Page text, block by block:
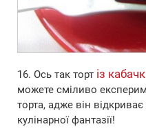
16. Ось так торт із
можете сміливо
торта, адже він
кулінарної фантазії!